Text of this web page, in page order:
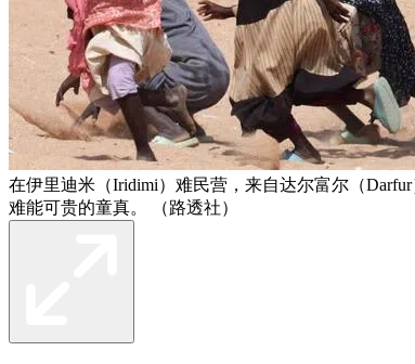
在伊里迪米（Iridimi）难民营，来自达尔富尔（
难能可贵的童真。 （路透社）